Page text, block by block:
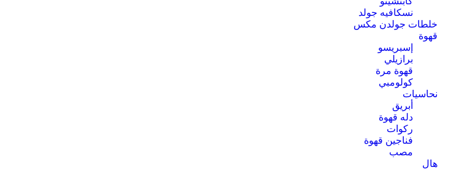
نسكافيه جولد
خلطات جولدن مكس
قهوة
إسبريسو
برازيلي
قهوة مرة
كولومبي
نحاسيات
أبريق
‏دله قهوة
ركوات
فناجين قهوة
مصب
هال